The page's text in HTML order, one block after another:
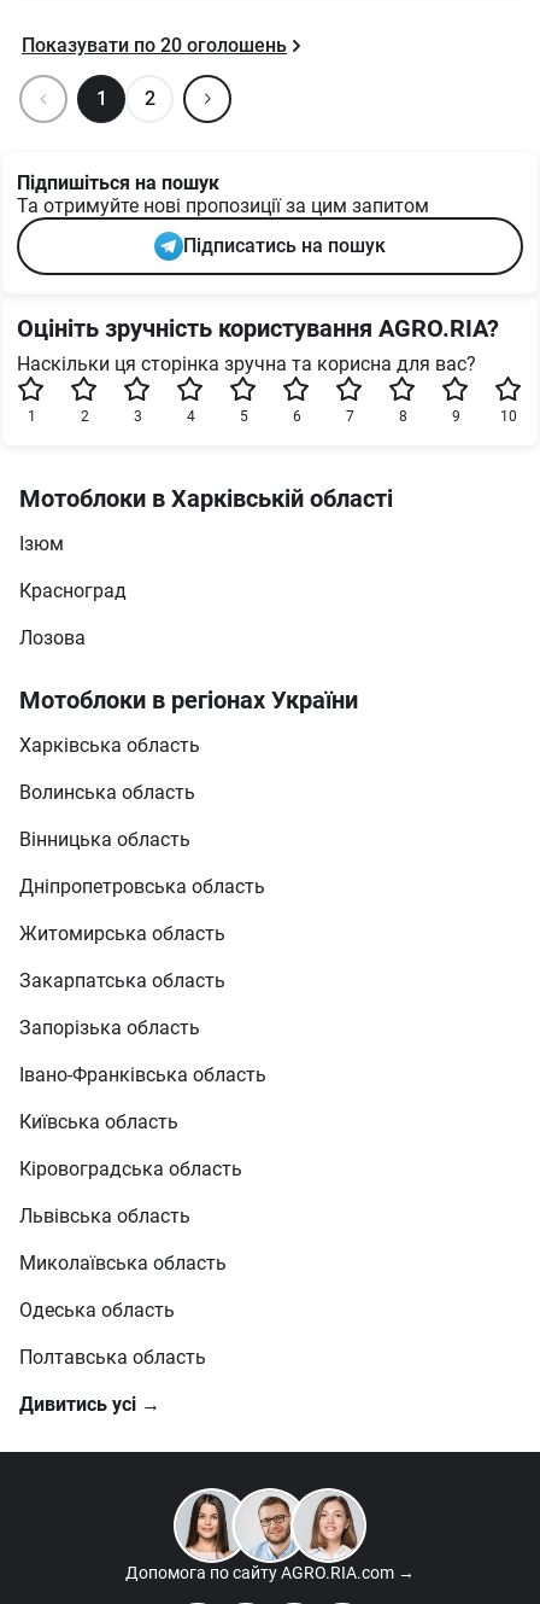
1 2
Показувати по 20 оголошень
Підпишіться на пошук
Та отримуйте нові пропозиції за цим запитом
Підписатись на пошук
Оцініть зручність користування AGRO.RIA?
Наскільки ця сторінка зручна та корисна для вас?
10
9
8
7
6
5
4
3
2
1
Мотоблоки в Харківській області
Ізюм
Красноград
Лозова
Мотоблоки в регіонах України
Харківська область
Волинська область
Вінницька область
Дніпропетровська область
Житомирська область
Закарпатська область
Запорізька область
Івано-Франківська область
Київська область
Кіровоградська область
Львівська область
Миколаївська область
Одеська область
Полтавська область
Дивитись усі →
Допомога по сайтуAGRO.RIA.com →